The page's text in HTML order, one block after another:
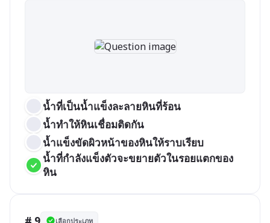
น้ำที่เป็นน้ำแข็งละลายหินที่ร้อน
น้ำทำให้หินเชื่อมติดกัน
น้ำแข็งขัดผิวหน้าของหินให้ราบเรียบ
น้ำที่กำลังแข็งตัวจะขยายตัวในรอยแตกของ
หิน
เลือกประเภท